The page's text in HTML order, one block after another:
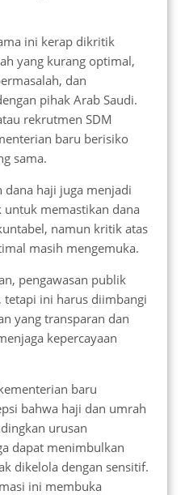
ini kerap dikritik
yang kurang optimal,
dan
pihak Arab Saudi.
rekrutmen SDM
baru berisiko
sama.
dana haji juga menjadi
memastikan dana
namun kritik atas
masih mengemuka.
pengawasan publik
tetapi ini harus diimbangi
yang transparan dan
kepercayaan
baru
bahwa haji dan umrah
urusan
dapat menimbulkan
dikelola dengan sensitif.
ini membuka